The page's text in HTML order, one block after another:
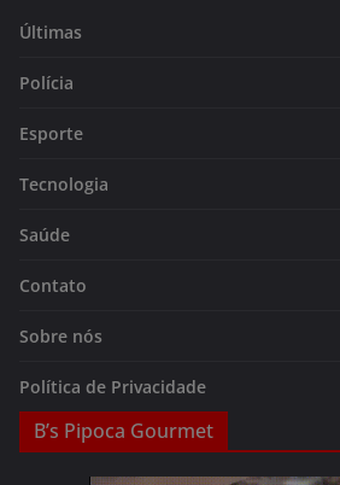
Últimas
Polícia
Esporte
Tecnologia
Saúde
Contato
Sobre nós
Política de Privacidade
B’s Pipoca Gourmet